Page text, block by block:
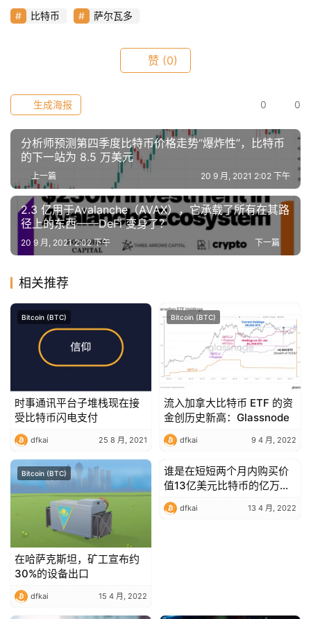
仰
9
9
指
数
常
用
具
推
荐
比特币 萨尔瓦多
赞 (0)
0 0
生成海报
分析师预测第四季度比特币价格走势“爆炸性”，比特币
的下一站为 8.5 万美元
上一篇 20 9 月, 2021 2:02 下午
2.3 亿用于Avalanche（AVAX），它承载了所有在其路
径上的东西——DeFi 变身了？
下一篇
20 9 月, 2021 2:02 下午
相关推荐
Bitcoin (BTC)
时事通讯平台子堆栈现在接
受比特币闪电支付
dfkai 25 8 月, 2021
Bitcoin (BTC)
流入加拿大比特币 ETF 的资
金创历史新高：Glassnode
dfkai 9 4 月, 2022
Bitcoin (BTC)
在哈萨克斯坦，矿工宣布约
30%的设备出口
dfkai 15 4 月, 2022
Bitcoin (BTC)
谁是在短短两个月内购买价
值13亿美元比特币的亿万富
翁
dfkai 13 4 月, 2022